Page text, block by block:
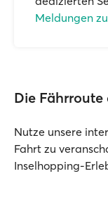
Meldungen
Die
Nutze unsere
Fahrt zu
Inselhopping-